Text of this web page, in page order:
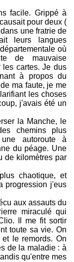
facile. Grippé à
pour deux (
une fratrie de
leurs langues
où
de mauvaise
les cartes. Je dus
à propos du
ma faute, je me
les choses
j'avais été un
la Manche, le
chemins plus
autoroute à
du péage. Une
de kilomètres par
chaotique, et
progression j'eus
aux assauts du
miraculé qui
Il me fit sortir
toute sa vie. On
le remords. On
de la maladie : à
qu'entre mes